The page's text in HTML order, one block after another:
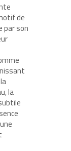
de
par son
la